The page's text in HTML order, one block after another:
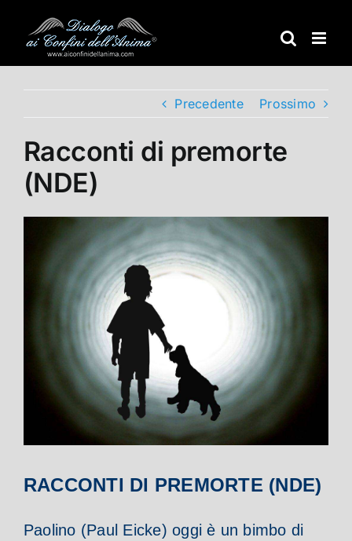
contenuto
Precedente Prossimo
Racconti di premorte
(NDE)
RACCONTI DI PREMORTE (NDE)
Paolino (Paul Eicke) oggi è un bimbo di